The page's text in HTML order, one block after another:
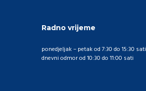
Radno vrijeme
ponedjeljak – petak od 7:30 do 15:30 sati
dnevni odmor od 10:30 do 11:00 sati